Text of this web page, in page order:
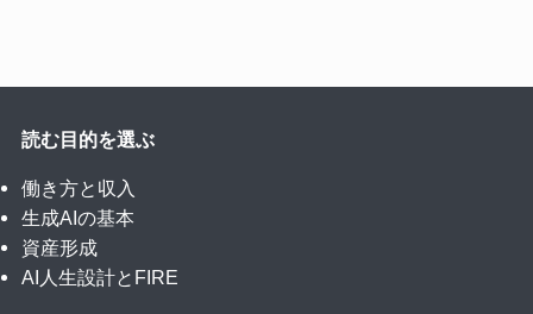
読む目的を選ぶ
働き方と収入
生成AIの基本
資産形成
AI人生設計とFIRE